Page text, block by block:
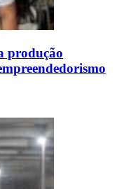
produção